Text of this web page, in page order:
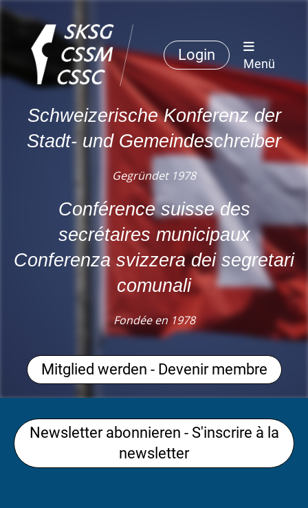
Login
Menü
Schweizerische Konferenz der
Stadt- und Gemeindeschreiber
Gegründet 1978
Conférence suisse des
secrétaires municipaux
Conferenza svizzera dei segretari
comunali
Fondée en 1978
Mitglied werden - Devenir membre
Newsletter abonnieren - S'inscrire à la
newsletter